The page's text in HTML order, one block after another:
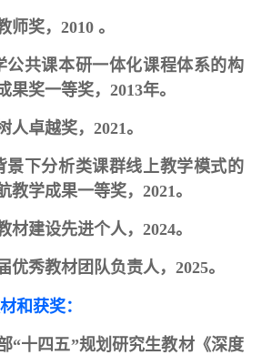
师奖，2010 。
公共课本研一体化课程体系的构
果奖一等奖，2013年。
人卓越奖，2021。
景下分析类课群线上教学模式的
教学成果一等奖，2021。
材建设先进个人，2024。
优秀教材团队负责人，2025。
和获奖：
“十四五”规划研究生教材《深度